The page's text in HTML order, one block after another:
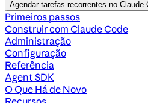
Agendar tarefas recorrentes no Claude
Primeiros passos
Construir com Claude Code
Administração
Configuração
Referência
Agent SDK
O Que Há de Novo